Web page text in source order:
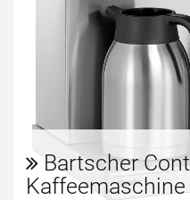
Bartscher
Kaffeemaschine